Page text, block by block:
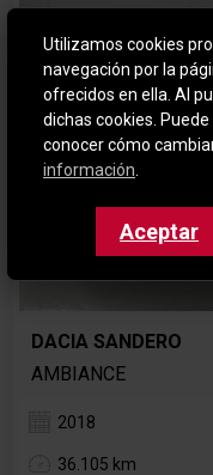
DACIA SANDERO
AMBIANCE
2018
36.105 km
Utilizamos cookies
navegación por la
ofrecidos en ella. Al
dichas cookies.
conocer cómo
información
Aceptar